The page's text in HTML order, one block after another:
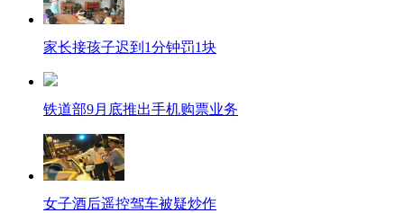
家长接孩子迟到1分钟罚1块
铁道部9月底推出手机购票业务
女子酒后遥控驾车被疑炒作